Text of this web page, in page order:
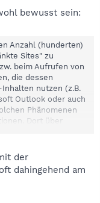
bewusst sein:
Anzahl (hunderten)
Sites" zu
beim Aufrufen von
die dessen
nutzen (z.B.
Outlook oder auch
Phänomenen
Dort über
danach die "Sites"
hat,
aller
Option
ist. Zur
"Modus" zunächst
der
dahingehend am